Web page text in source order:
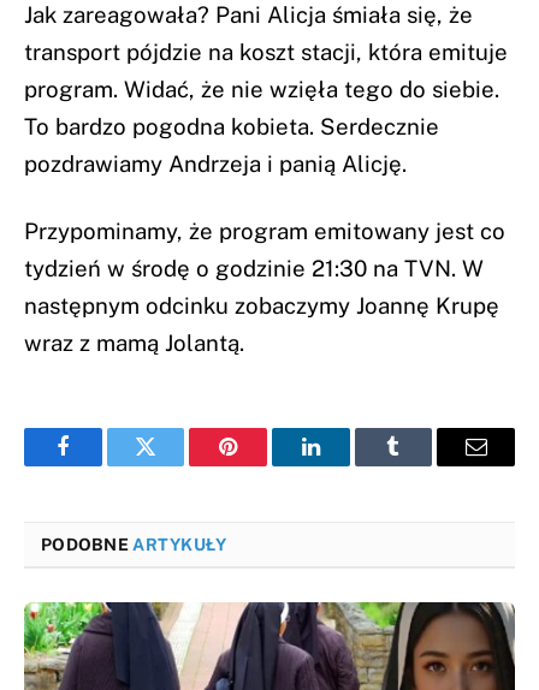
Jak zareagowała? Pani Alicja śmiała się, że
transport pójdzie na koszt stacji, która emituje
program. Widać, że nie wzięła tego do siebie.
To bardzo pogodna kobieta. Serdecznie
pozdrawiamy Andrzeja i panią Alicję.
Przypominamy, że program emitowany jest co
tydzień w środę o godzinie 21:30 na TVN. W
następnym odcinku zobaczymy Joannę Krupę
wraz z mamą Jolantą.
FacebookTwitter Pinterest LinkedInTumblr Email
PODOBNE ARTYKUŁY